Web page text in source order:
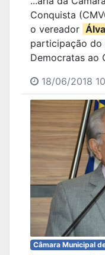
Conquista
o vereador
participação
Democratas ao
18/06/2018
Câmara Municipal